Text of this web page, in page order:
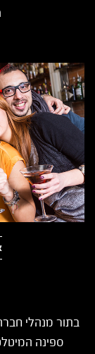
בתור מנהלי
ספינה